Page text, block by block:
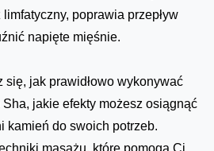
poprawia przepływ
napięte mięśnie.
się, jak prawidłowo wykonywać
jakie efekty możesz osiągnąć
kamień do swoich potrzeb.
masażu, które pomogą Ci